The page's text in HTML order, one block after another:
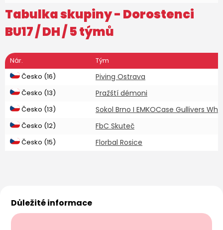
Tabulka skupiny - Dorostenci
BU17/ DH / 5 týmů
Nár.
Tým
Česko (16)
Piving Ostrava
Česko (13) Pražští démoni
Česko (13) Sokol Brno I EMKOCase Gullivers
Česko (12) FbC Skuteč
Česko (15) Florbal Rosice
Důležité informace